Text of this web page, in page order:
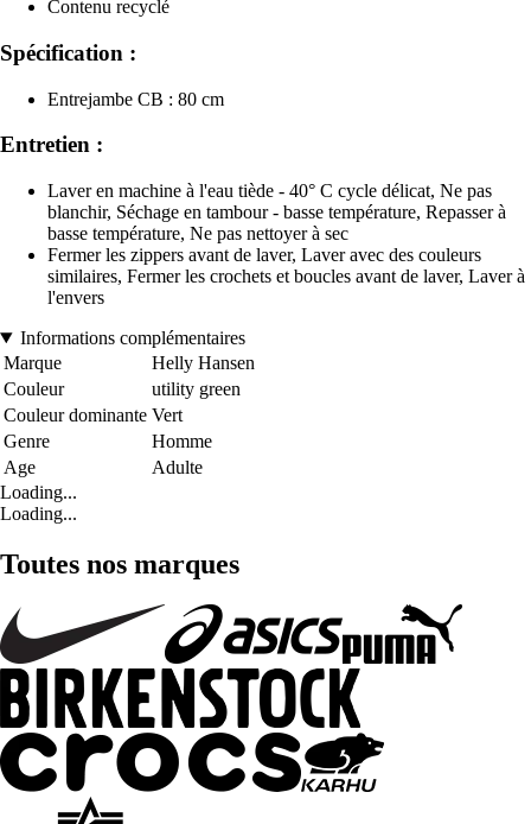
Contenu recyclé
Spécification :
Entrejambe CB : 80 cm
Entretien :
Laver en machine à l'eau tiède - 40° C cycle délicat, Ne pas
blanchir, Séchage en tambour - basse température, Repasser à
basse température, Ne pas nettoyer à sec
Fermer les zippers avant de laver, Laver avec des couleurs
similaires, Fermer les crochets et boucles avant de laver, Laver à
l'envers
Informations complémentaires
Marque
Helly Hansen
Couleur
utility green
Couleur dominante Vert
Genre
Homme
Age
Adulte
Loading...
Loading...
Toutes nos marques